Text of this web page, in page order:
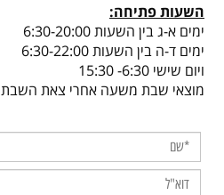
השעות פתיחה:
ימים א-ג בין השעות 6:30-20:00
ימים ד-ה בין השעות 6:30-22:00
ויום שישי 6:30- 15:30
מוצאי שבת משעה אחרי צאת השבת